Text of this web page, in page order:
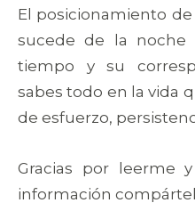
El posicionamiento
sucede de la noche
tiempo y su
sabes todo en la vida
de esfuerzo,
Gracias por leerme
información